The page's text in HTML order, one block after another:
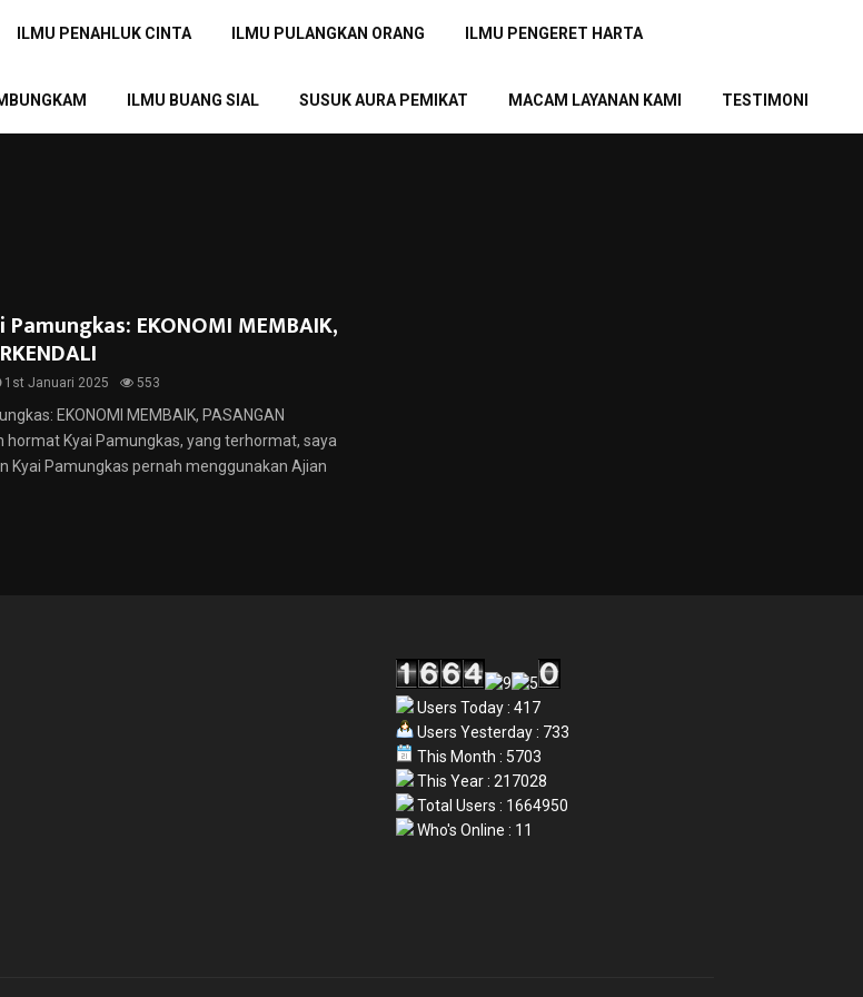
ILMU PENAHLUK CINTA ILMU PULANGKAN ORANG ILMU PENGERET HARTA
ILMU BUANG SIAL SUSUK AURA PEMIKAT MACAM LAYANAN KAMI TESTIMONI
EKONOMI MEMBAIK,
1st Januari 2025 553
EKONOMI MEMBAIK, PASANGAN
hormat Kyai Pamungkas, yang terhormat, saya
Kyai Pamungkas pernah menggunakan Ajian
Users Today : 417
Users Yesterday : 733
This Month : 5703
This Year : 217028
Total Users : 1664950
Who's Online : 11